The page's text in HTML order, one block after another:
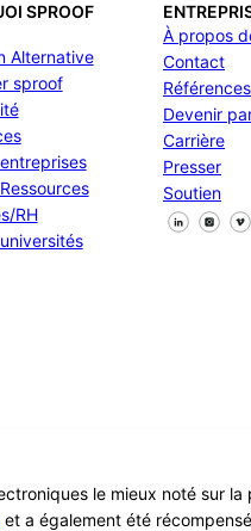
SPROOF
Alternative
sproof
RH
À propos
Contact
Références
Devenir
Carrière
Presser
Soutien
Suivez-
le mieux noté sur la
et a également été